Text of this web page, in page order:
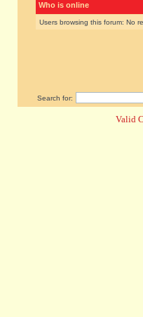
Who is online
Users browsing this forum: No
Search for:
Valid